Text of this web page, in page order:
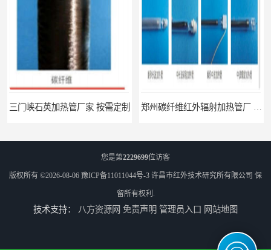
三门峡石英加热管厂家 按需定制
您是第2229699位访客
版权所有 ©2026-08-06 豫ICP备11011044号-3 许昌市红外技术研究所有限公司 保
留所有权利.
技术支持： 八方资源网 免责声明 管理员入口 网站地图